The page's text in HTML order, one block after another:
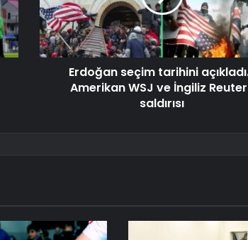
Erdoğan seçim tarihini
Amerikan WSJ ve İngiliz
saldırısı